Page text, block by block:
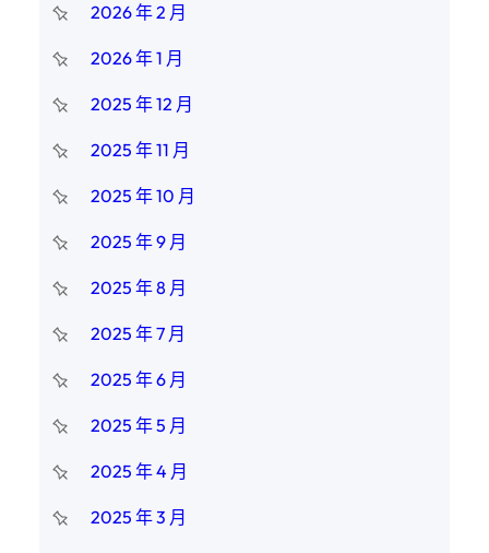
2026 年 2 月
2026 年 1 月
2025 年 12 月
2025 年 11 月
2025 年 10 月
2025 年 9 月
2025 年 8 月
2025 年 7 月
2025 年 6 月
2025 年 5 月
2025 年 4 月
2025 年 3 月